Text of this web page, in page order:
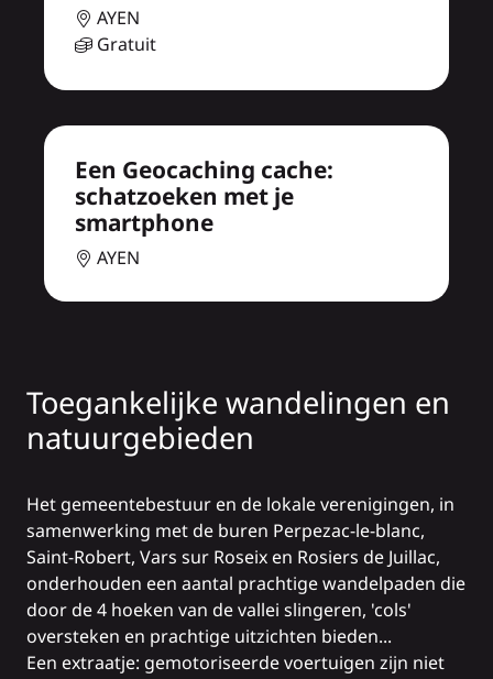
AYEN
Gratuit
Een Geocaching cache:
schatzoeken met je
smartphone
AYEN
Toegankelijke wandelingen en
natuurgebieden
Het gemeentebestuur en de lokale verenigingen, in
samenwerking met de buren Perpezac-le-blanc,
Saint-Robert, Vars sur Roseix en Rosiers de Juillac,
onderhouden een aantal prachtige wandelpaden die
door de 4 hoeken van de vallei slingeren, 'cols'
oversteken en prachtige uitzichten bieden...
Een extraatje: gemotoriseerde voertuigen zijn niet